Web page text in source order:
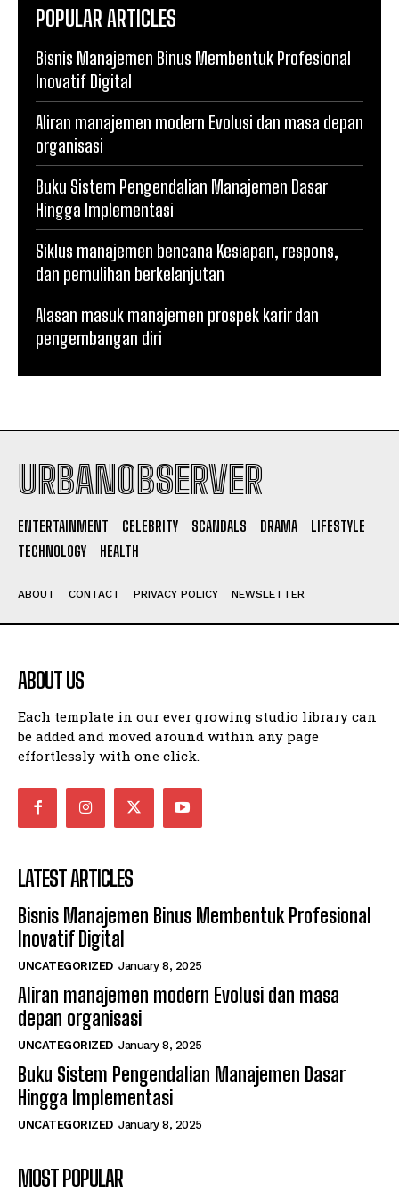
POPULAR ARTICLES
Bisnis Manajemen Binus Membentuk Profesional
Inovatif Digital
Aliran manajemen modern Evolusi dan masa depan
organisasi
Buku Sistem Pengendalian Manajemen Dasar
Hingga Implementasi
Siklus manajemen bencana Kesiapan, respons,
dan pemulihan berkelanjutan
Alasan masuk manajemen prospek karir dan
pengembangan diri
URBANOBSERVER
ENTERTAINMENT CELEBRITY SCANDALS DRAMA
LIFESTYLE
TECHNOLOGY
HEALTH
ABOUT CONTACT PRIVACY POLICY NEWSLETTER
ABOUT US
Each template in our ever growing studio library can
be added and moved around within any page
effortlessly with one click.
LATEST ARTICLES
Bisnis Manajemen Binus Membentuk Profesional
Inovatif Digital
UNCATEGORIZED January 8, 2025
Aliran manajemen modern Evolusi dan masa
depan organisasi
UNCATEGORIZED January 8, 2025
Buku Sistem Pengendalian Manajemen Dasar
Hingga Implementasi
UNCATEGORIZED January 8, 2025
MOST POPULAR